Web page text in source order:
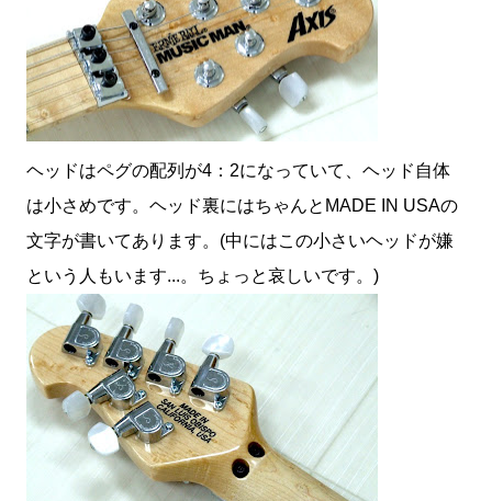
ヘッドはペグの配列が4：2になっていて、ヘッド自体
は小さめです。ヘッド裏にはちゃんとMADE IN USAの
文字が書いてあります。(中にはこの小さいヘッドが嫌
という人もいます...。ちょっと哀しいです。)